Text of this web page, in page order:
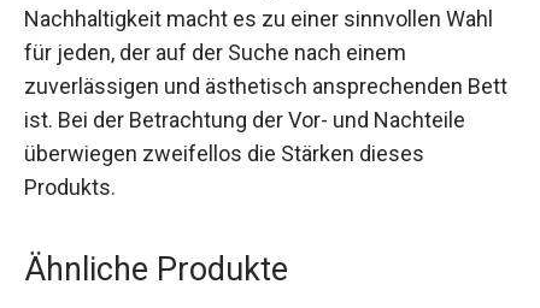
Nachhaltigkeit macht es zu einer sinnvollen Wahl
für jeden, der auf der Suche nach einem
zuverlässigen und ästhetisch ansprechenden Bett
ist. Bei der Betrachtung der Vor- und Nachteile
überwiegen zweifellos die Stärken dieses
Produkts.
Ähnliche Produkte